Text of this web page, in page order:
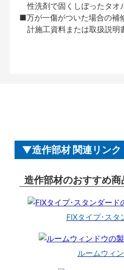
性洗剤で固くしぼったタオ
■万が一傷がついた場合の補
計施工資料または取扱説明
造作部材 関連リンク
造作部材のおすすめ商
FIXタイプ･スタ
ルームウィ